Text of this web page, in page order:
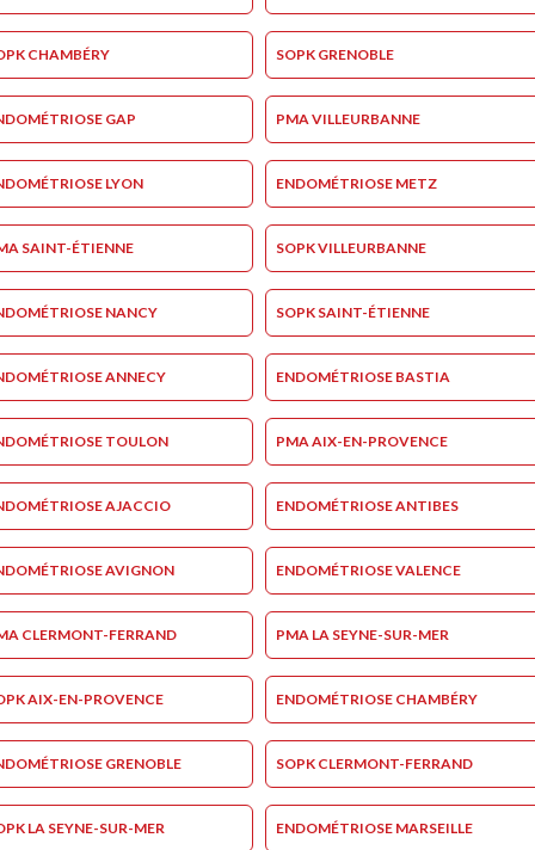
CHAMBÉRY SOPK GRENOBLE
GAP PMA VILLEURBANNE
LYON ENDOMÉTRIOSE METZ
SAINT-ÉTIENNE SOPK VILLEURBANNE
NANCY SOPK SAINT-ÉTIENNE
ANNECY ENDOMÉTRIOSE BASTIA
TOULON PMA AIX-EN-PROVENCE
AJACCIO ENDOMÉTRIOSE ANTIBES
AVIGNON ENDOMÉTRIOSE VALENCE
CLERMONT-FERRAND PMA LA SEYNE-SUR-MER
AIX-EN-PROVENCE ENDOMÉTRIOSE CHAMBÉRY
GRENOBLE SOPK CLERMONT-FERRAND
LA SEYNE-SUR-MER ENDOMÉTRIOSE MARSEILLE